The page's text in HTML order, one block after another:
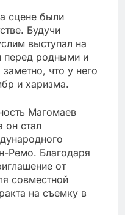
сцене были
Будучи
выступал на
перед родными и
что у него
и харизма.
Магомаев
он стал
Ремо. Благодаря
от
совместной
на съемку в